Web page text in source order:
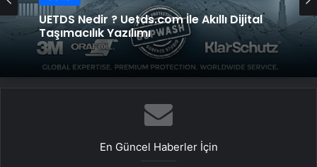
Genel
UETDS Nedir ? Uetds.com İle Akıllı Dijital
Genel
Lastiksanayi.com: 2026 Mobil Kompresör
Seçim Rehberi ve Verimlilik Analizi
En Güncel Haberler İçin